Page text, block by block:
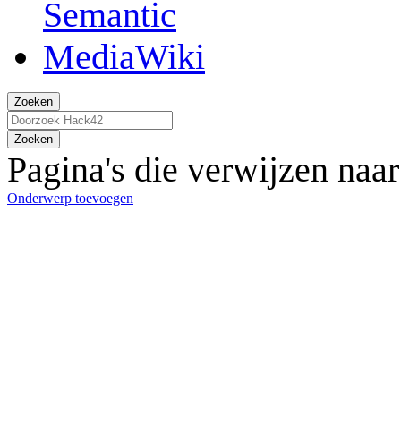
Zoeken
Zoeken
Pagina's die verwijzen
Onderwerp toevoegen